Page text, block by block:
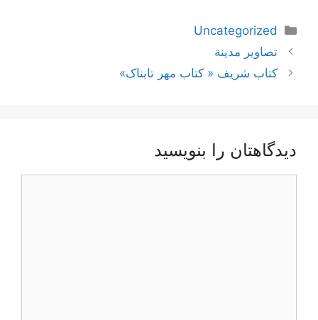
دسته‌ها
Uncategorized
ناوبری
نوشته‌ها
تصاویر مدینة
کتاب شریف « کتاب مهر تابناک»
دیدگاهتان را بنویسید